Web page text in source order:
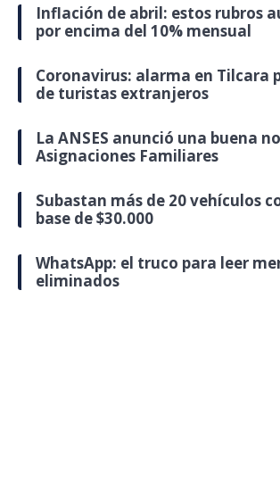
Inflación de abril: estos rubros
por encima del 10% mensual
Coronavirus: alarma en Tilcara
de turistas extranjeros
La ANSES anunció una buena
Asignaciones Familiares
Subastan más de 20 vehículos
base de $30.000
WhatsApp: el truco para leer
eliminados